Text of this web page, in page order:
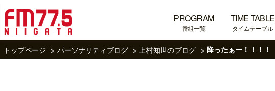
PROGRAM
番組一覧
TIME TABLE
タイムテーブル
トップページ
パーソナリティブログ 上村知世のブログ 降ったぁー！！！！